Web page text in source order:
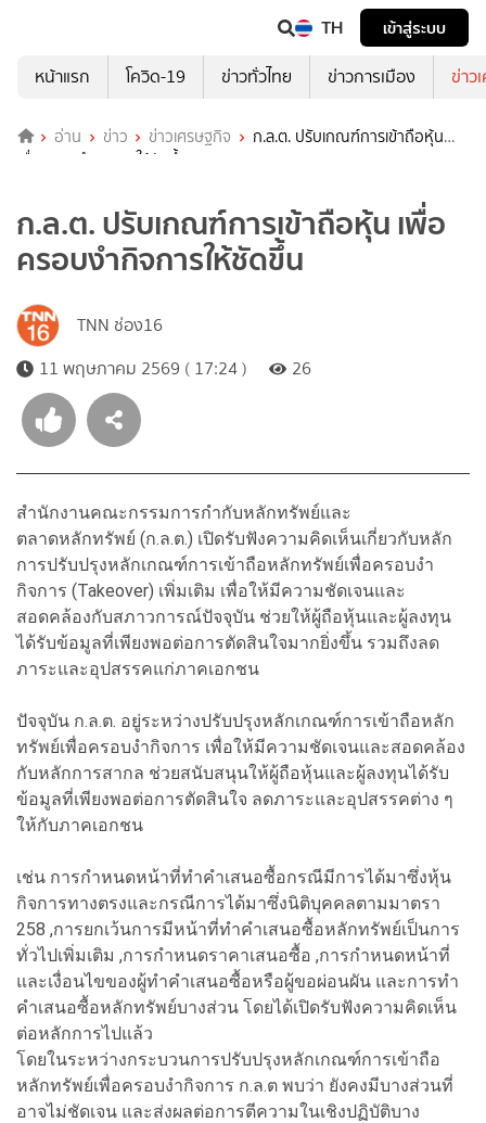
TH
เข้าสู่ระบบ
หน้าแรก
โควิด-19 ข่าวทั่วไทย ข่าวการเมือง ข่าว
อ่าน ข่าว ข่าวเศรษฐกิจ
ก.ล.ต. ปรับเกณฑ์การเข้าถือหุ้น
เพื่อครอบงำกิจการให้ชัดขึ้น
ก.ล.ต. ปรับเกณฑ์การเข้าถือหุ้น เพื่อ
ครอบงำกิจการให้ชัดขึ้น
TNN ช่อง16
11 พฤษภาคม 2569 ( 17:24 )
26
สำนักงานคณะกรรมการกำกับหลักทรัพย์และ
ตลาดหลักทรัพย์ (ก.ล.ต.) เปิดรับฟังความคิดเห็นเกี่ยวกับหลัก
การปรับปรุงหลักเกณฑ์การเข้าถือหลักทรัพย์เพื่อครอบงำ
กิจการ (Takeover) เพิ่มเติม เพื่อให้มีความชัดเจนและ
สอดคล้องกับสภาวการณ์ปัจจุบัน ช่วยให้ผู้ถือหุ้นและผู้ลงทุน
ได้รับข้อมูลที่เพียงพอต่อการตัดสินใจมากยิ่งขึ้น รวมถึงลด
ภาระและอุปสรรคแก่ภาคเอกชน
ปัจจุบัน ก.ล.ต. อยู่ระหว่างปรับปรุงหลักเกณฑ์การเข้าถือหลัก
ทรัพย์เพื่อครอบงำกิจการ เพื่อให้มีความชัดเจนและสอดคล้อง
กับหลักการสากล ช่วยสนับสนุนให้ผู้ถือหุ้นและผู้ลงทุนได้รับ
ข้อมูลที่เพียงพอต่อการตัดสินใจ ลดภาระและอุปสรรคต่าง ๆ
ให้กับภาคเอกชน
เช่น การกำหนดหน้าที่ทำคำเสนอซื้อกรณีมีการได้มาซึ่งหุ้น
กิจการทางตรงและกรณีการได้มาซึ่งนิติบุคคลตามมาตรา
258 ,การยกเว้นการมีหน้าที่ทำคำเสนอซื้อหลักทรัพย์เป็นการ
ทั่วไปเพิ่มเติม ,การกำหนดราคาเสนอซื้อ ,การกำหนดหน้าที่
และเงื่อนไขของผู้ทำคำเสนอซื้อหรือผู้ขอผ่อนผัน และการทำ
คำเสนอซื้อหลักทรัพย์บางส่วน โดยได้เปิดรับฟังความคิดเห็น
ต่อหลักการไปแล้ว
โดยในระหว่างกระบวนการปรับปรุงหลักเกณฑ์การเข้าถือ
หลักทรัพย์เพื่อครอบงำกิจการ ก.ล.ต พบว่า ยังคงมีบางส่วนที่
อาจไม่ชัดเจน และส่งผลต่อการตีความในเชิงปฏิบัติบาง